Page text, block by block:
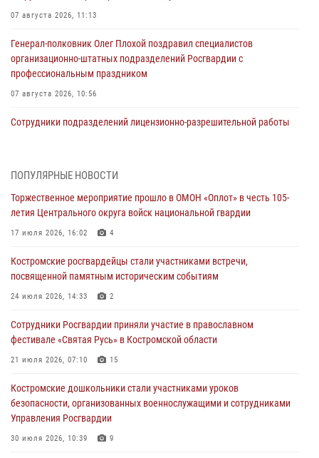
07 августа 2026, 11:13
Генерал-полковник Олег Плохой поздравил специалистов
организационно-штатных подразделений Росгвардии с
профессиональным праздником
07 августа 2026, 10:56
Сотрудники подразделений лицензионно-разрешительной работы
06 августа 2026, 07:50
В Костромской области продолжается проведение акции «Каникулы
с Росгвардией»
05 августа 2026, 12:04
В Росгвардии по Костромской области проходят мероприятия,
посвященные 108-й годовщине со дня рождения генерала армии
Ивана Кирилловича Яковлева
Состоялась рабочая встреча директора Росгвардии Героя России
генерала армии Виктора Золотова с заместителем полномочного
Кавказском федеральном округе Виталием Кузнецовым
31 июля 2026, 07:08 4
Росгвардейцы знакомят костромичей со службой в ведомстве
ПОПУЛЯРНЫЕ НОВОСТИ
Торжественное мероприятие прошло в ОМОН «Оплот» в честь 105-
летия Центрального округа войск национальной гвардии
17 июля 2026, 16:02 4
Костромские росгвардейцы стали участниками встречи,
посвященной памятным историческим событиям
24 июля 2026, 14:33 2
Сотрудники Росгвардии приняли участие в православном
фестивале «Святая Русь» в Костромской области
21 июля 2026, 07:10 15
Костромские дошкольники стали участниками уроков
безопасности, организованных военнослужащими и сотрудниками
Управления Росгвардии
30 июля 2026, 10:39 9